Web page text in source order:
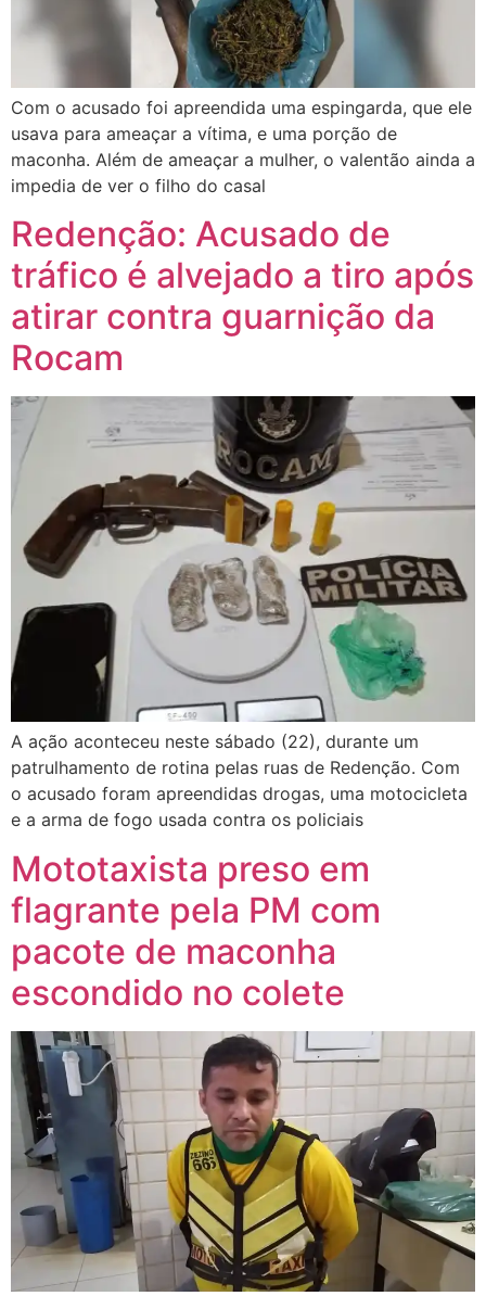
Com o acusado foi apreendida uma espingarda, que ele
usava para ameaçar a vítima, e uma porção de
maconha. Além de ameaçar a mulher, o valentão ainda a
impedia de ver o filho do casal
Redenção: Acusado de
tráfico é alvejado a tiro após
atirar contra guarnição da
Rocam
A ação aconteceu neste sábado (22), durante um
patrulhamento de rotina pelas ruas de Redenção. Com
o acusado foram apreendidas drogas, uma motocicleta
e a arma de fogo usada contra os policiais
Mototaxista preso em
flagrante pela PM com
pacote de maconha
escondido no colete